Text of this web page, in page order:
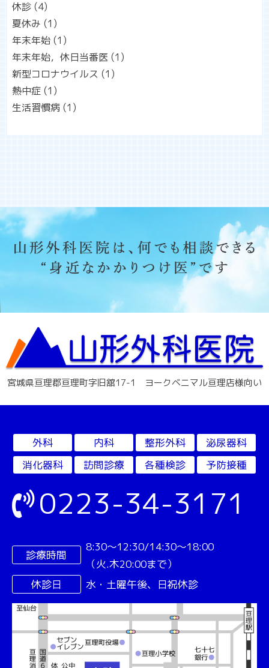
休診 (4)
夏休み (1)
年末年始 (1)
年末年始，休日当番医 (1)
新型コロナウイルス (1)
熱中症 (1)
生活習慣病 (1)
宮城県亘理郡亘理町字旧舘17-1 ヨークベニマル亘理店様向い
外科 内科 整形外科
泌尿器科
消化器科
訪問診療 各種検診 予防接種
0223-34-3171
診療時間
8:30〜12:30/14:30〜18:00
（火.木20:00まで）
休診日
水・土曜午後、日祝休診